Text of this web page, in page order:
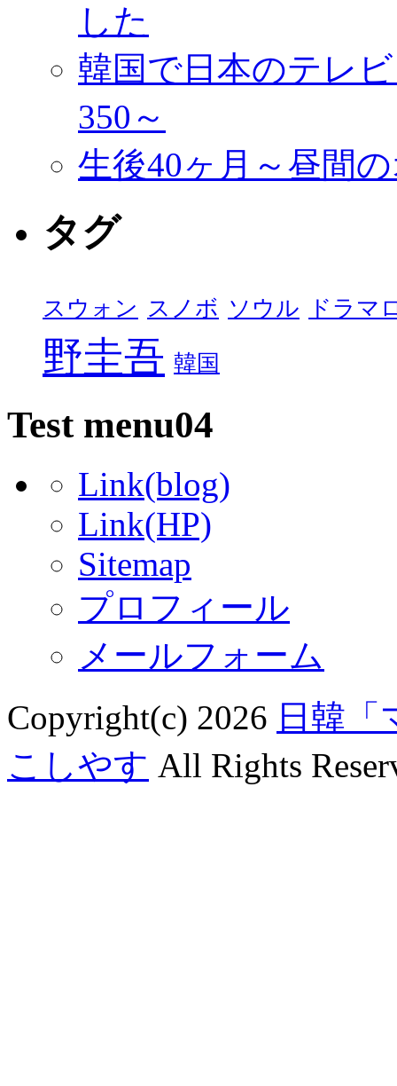
した
韓国で日本のテレ
350～
生後40ヶ月～昼間
タグ
スウォン スノボ ソウル ドラマ
野圭吾 韓国
Test menu04
Link(blog)
Link(HP)
Sitemap
プロフィール
メールフォーム
Copyright(c) 2026 日韓
こしやす All Rights